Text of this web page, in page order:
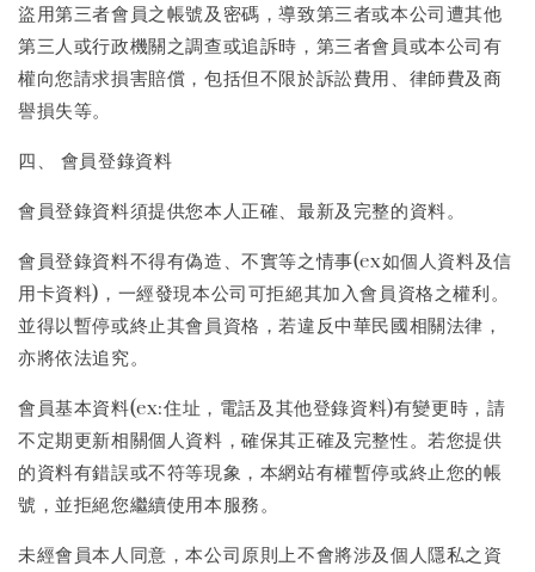
盜用第三者會員之帳號及密碼，導致第三者或本公司遭其他
第三人或行政機關之調查或追訴時，第三者會員或本公司有
權向您請求損害賠償，包括但不限於訴訟費用、律師費及商
譽損失等。
四、 會員登錄資料
會員登錄資料須提供您本人正確、最新及完整的資料。
會員登錄資料不得有偽造、不實等之情事(ex如個人資料及信
用卡資料)，一經發現本公司可拒絕其加入會員資格之權利。
並得以暫停或終止其會員資格，若違反中華民國相關法律，
亦將依法追究。
會員基本資料(ex:住址，電話及其他登錄資料)有變更時，請
不定期更新相關個人資料，確保其正確及完整性。若您提供
的資料有錯誤或不符等現象，本網站有權暫停或終止您的帳
號，並拒絕您繼續使用本服務。
未經會員本人同意，本公司原則上不會將涉及個人隱私之資